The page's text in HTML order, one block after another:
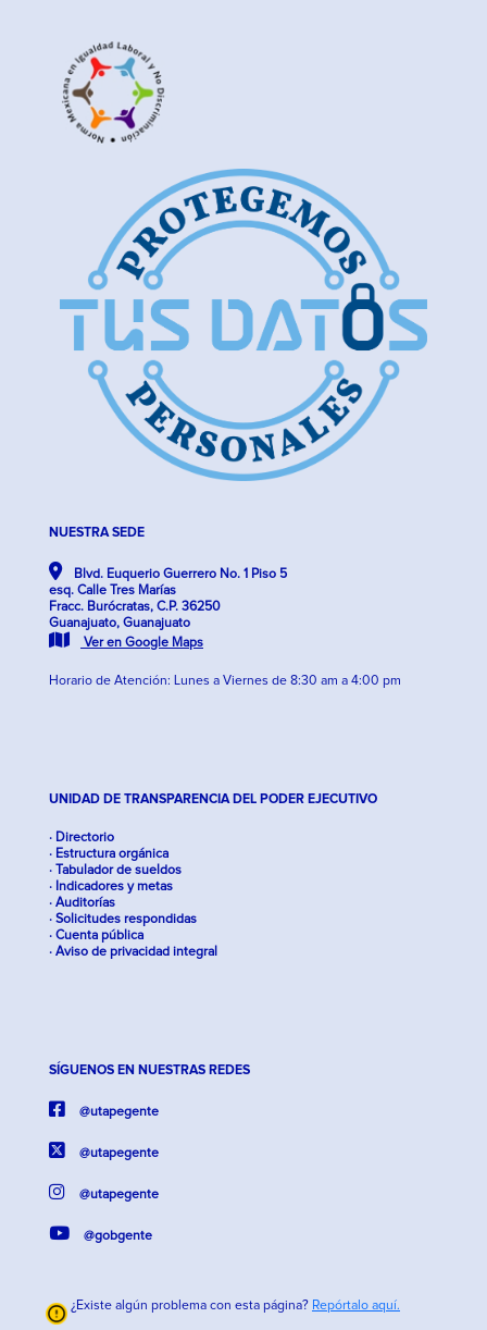
NUESTRA SEDE
Blvd. Euquerio Guerrero No. 1 Piso 5
esq. Calle Tres Marías
Fracc. Burócratas, C.P. 36250
Guanajuato, Guanajuato
Ver en Google Maps
Horario de Atención: Lunes a Viernes de 8:30 am a 4:00 pm
UNIDAD DE TRANSPARENCIA DEL PODER EJECUTIVO
· Directorio
· Estructura orgánica
· Tabulador de sueldos
· Indicadores y metas
· Auditorías
· Solicitudes respondidas
· Cuenta pública
· Aviso de privacidad integral
SÍGUENOS EN NUESTRAS REDES
@utapegente
@utapegente
@utapegente
@gobgente
¿Existe algún problema con esta página? Repórtalo aquí.